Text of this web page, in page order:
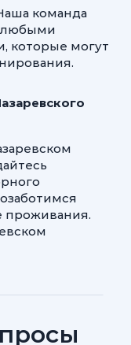
команда
любыми
которые могут
проживания.